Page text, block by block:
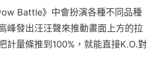
Battle》中會扮演各種不同品種
峰發出汪汪聲來推動畫面上方的拉
計量條推到100%，就能直接K.O.對